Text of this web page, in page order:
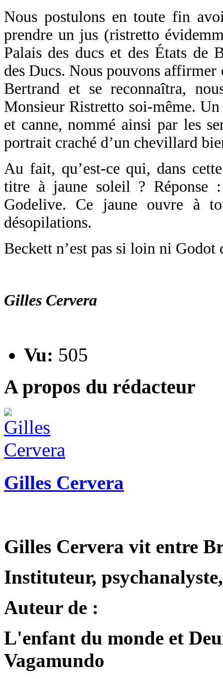
Nous postulons en toute fin
prendre un jus (ristretto
Palais des ducs et des États de
des Ducs. Nous pouvons affirmer
Bertrand et se reconnaîtra,
Monsieur Ristretto soi-même.
et canne, nommé ainsi par les
portrait craché d’un chevillard
Au fait, qu’est-ce qui, dans
titre à jaune soleil ? Réponse
Godelive. Ce jaune ouvre à
désopilations.
Beckett n’est pas si loin ni Godot
Gilles Cervera
Vu: 505
A propos du rédacteur
Gilles Cervera
Gilles Cervera vit entre
Instituteur, psychanalyste,
Auteur de :
L'enfant du monde et
Vagamundo